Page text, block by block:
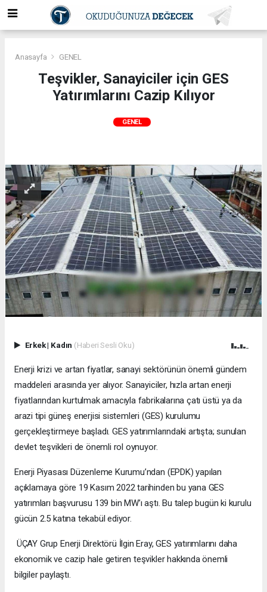
Anasayfa GENEL
Teşvikler, Sanayiciler için GES
Yatırımlarını Cazip Kılıyor
GENEL
Erkek| Kadın (Haberi Sesli Oku)
Enerji krizi ve artan fiyatlar, sanayi sektörünün önemli gündem
maddeleri arasında yer alıyor. Sanayiciler, hızla artan enerji
fiyatlarından kurtulmak amacıyla fabrikalarına çatı üstü ya da
arazi tipi güneş enerjisi sistemleri (GES) kurulumu
gerçekleştirmeye başladı. GES yatırımlarındaki artışta; sunulan
devlet teşvikleri de önemli rol oynuyor.
Enerji Piyasa­sı Düzenleme Kurumu’ndan (EPDK) yapılan
açıklamaya göre 19 Kasım 2022 tarihinden bu yana GES
yatırımları başvurusu 139 bin MW’ı aştı. Bu talep bugün ki kurulu
gücün 2.5 katına tekabül ediyor.
ÜÇAY Grup Enerji Direktörü İlgin Eray, GES yatırımlarını daha
ekonomik ve cazip hale getiren teşvikler hakkında önemli
bilgiler paylaştı.